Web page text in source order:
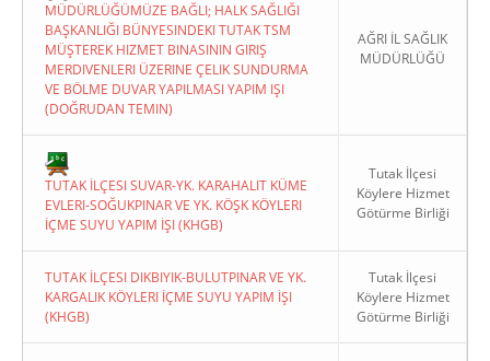
MÜDÜRLÜĞÜMÜZE BAĞLI; HALK SAĞLIĞI
BAŞKANLIĞI BÜNYESINDEKI TUTAK TSM
MÜŞTEREK HIZMET BINASININ GIRIŞ
MERDIVENLERI ÜZERINE ÇELIK SUNDURMA
VE BÖLME DUVAR YAPILMASI YAPIM IŞI
(DOĞRUDAN TEMIN)
AĞRI İL SAĞLIK
MÜDÜRLÜĞÜ
TUTAK İLÇESI SUVAR-YK. KARAHALIT KÜME
EVLERI-SOĞUKPINAR VE YK. KÖŞK KÖYLERI
İÇME SUYU YAPIM İŞI (KHGB)
Tutak İlçesi
Köylere Hizmet
Götürme Birliği
TUTAK İLÇESI DIKBIYIK-BULUTPINAR VE YK.
KARGALIK KÖYLERI İÇME SUYU YAPIM İŞI
(KHGB)
Tutak İlçesi
Köylere Hizmet
Götürme Birliği